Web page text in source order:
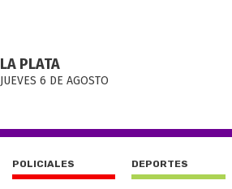
LA PLATA
JUEVES 6 DE AGOSTO
POLICIALES DEPORTES